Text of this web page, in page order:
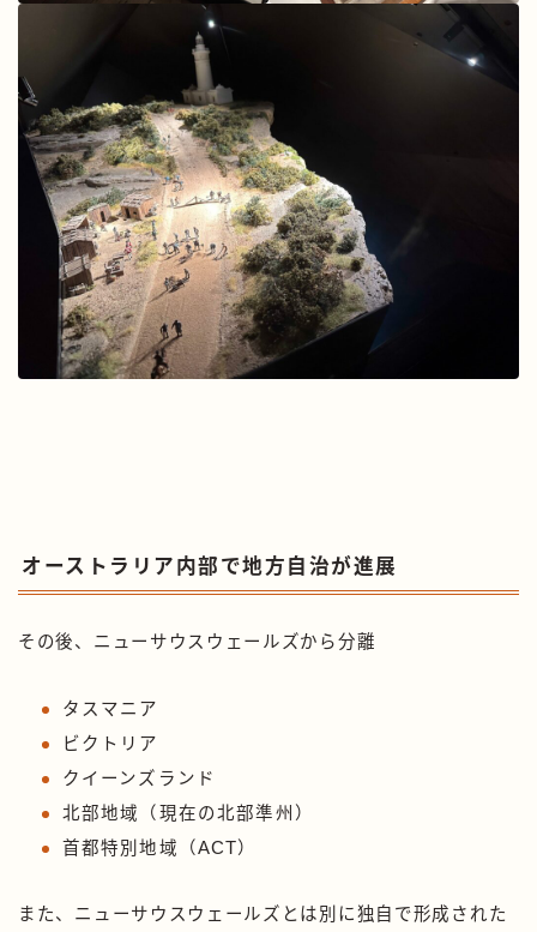
オーストラリア内部で地方自治が進展
その後、ニューサウスウェールズから分離
タスマニア
ビクトリア
クイーンズランド
北部地域（現在の北部準州）
首都特別地域（ACT）
また、ニューサウスウェールズとは別に独自で形成された